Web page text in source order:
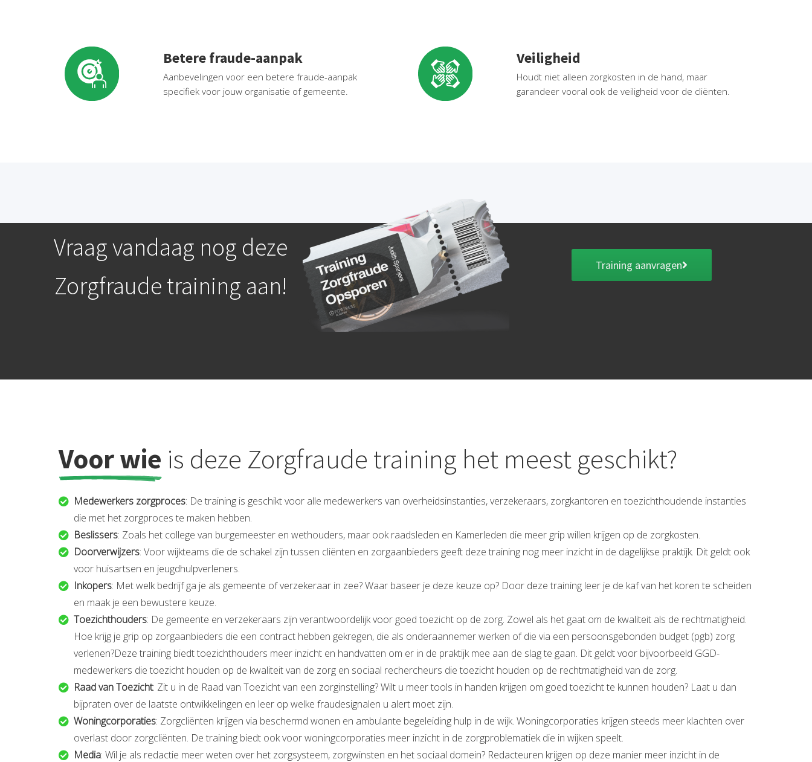
Betere fraude-aanpak
Aanbevelingen voor een betere fraude-aanpak
specifiek voor jouw organisatie of gemeente.
Veiligheid
Houdt niet alleen zorgkosten in de hand, maar
garandeer vooral ook de veiligheid voor de cliënten.
Vraag vandaag nog deze
Zorgfraude training aan!
Training aanvragen
Voor wie is deze Zorgfraude training het meest geschikt?
Medewerkers zorgproces: De training is geschikt voor alle medewerkers van overheidsinstanties, verzekeraars, zorgkantoren en toezichthoudende instanties
die met het zorgproces te maken hebben.
Beslissers: Zoals het college van burgemeester en wethouders, maar ook raadsleden en Kamerleden die meer grip willen krijgen op de zorgkosten.
Doorverwijzers: Voor wijkteams die de schakel zijn tussen cliënten en zorgaanbieders geeft deze training nog meer inzicht in de dagelijkse praktijk. Dit geldt ook
voor huisartsen en jeugdhulpverleners.
Inkopers: Met welk bedrijf ga je als gemeente of verzekeraar in zee? Waar baseer je deze keuze op? Door deze training leer je de kaf van het koren te scheiden
en maak je een bewustere keuze.
Toezichthouders: De gemeente en verzekeraars zijn verantwoordelijk voor goed toezicht op de zorg. Zowel als het gaat om de kwaliteit als de rechtmatigheid.
Hoe krijg je grip op zorgaanbieders die een contract hebben gekregen, die als onderaannemer werken of die via een persoonsgebonden budget (pgb) zorg
verlenen?Deze training biedt toezichthouders meer inzicht en handvatten om er in de praktijk mee aan de slag te gaan. Dit geldt voor bijvoorbeeld GGD-
medewerkers die toezicht houden op de kwaliteit van de zorg en sociaal rechercheurs die toezicht houden op de rechtmatigheid van de zorg.
Raad van Toezicht: Zit u in de Raad van Toezicht van een zorginstelling? Wilt u meer tools in handen krijgen om goed toezicht te kunnen houden? Laat u dan
bijpraten over de laatste ontwikkelingen en leer op welke fraudesignalen u alert moet zijn.
Woningcorporaties: Zorgcliënten krijgen via beschermd wonen en ambulante begeleiding hulp in de wijk. Woningcorporaties krijgen steeds meer klachten over
overlast door zorgcliënten. De training biedt ook voor woningcorporaties meer inzicht in de zorgproblematiek die in wijken speelt.
Media: Wil je als redactie meer weten over het zorgsysteem, zorgwinsten en het sociaal domein? Redacteuren krijgen op deze manier meer inzicht in de